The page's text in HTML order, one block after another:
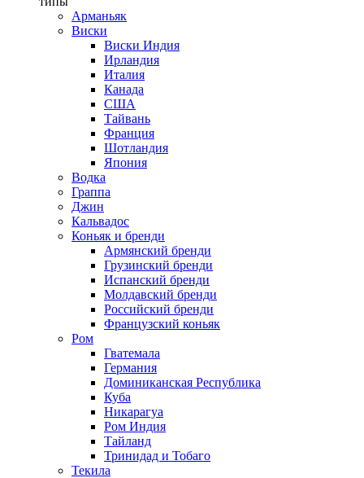
Арманьяк
Виски
Виски Индия
Ирландия
Италия
Канада
США
Тайвань
Франция
Шотландия
Япония
Водка
Граппа
Джин
Кальвадос
Коньяк и бренди
Армянский бренди
Грузинский бренди
Испанский бренди
Молдавский бренди
Российский бренди
Французский коньяк
Ром
Гватемала
Германия
Доминиканская Республика
Куба
Никарагуа
Ром Индия
Тайланд
Тринидад и Тобаго
Текила